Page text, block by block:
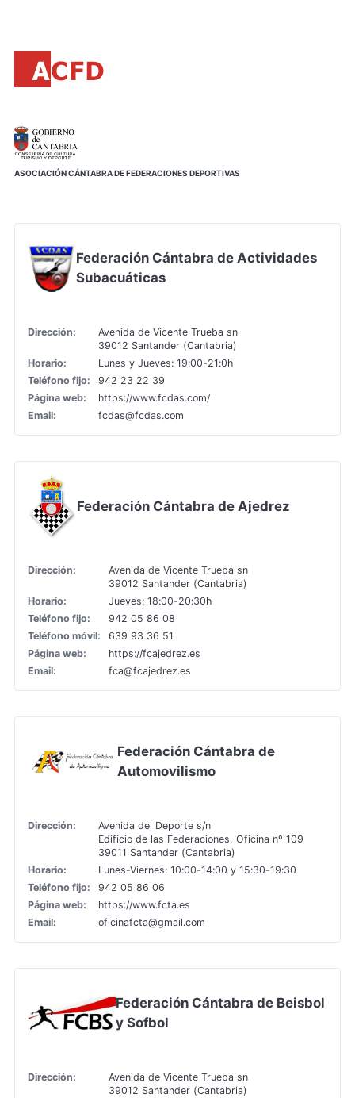
contenido
principal
ASOCIACIÓN CÁNTABRA DE FEDERACIONES DEPORTIVAS
Federación Cántabra de Actividades
Subacuáticas
Dirección:
Avenida de Vicente Trueba sn
39012 Santander (Cantabria)
Horario:
Lunes y Jueves: 19:00-21:0h
Teléfono fijo:
942 23 22 39
Página web:
https://www.fcdas.com/
Email:
fcdas@fcdas.com
Federación Cántabra de Ajedrez
Dirección:
Avenida de Vicente Trueba sn
39012 Santander (Cantabria)
Horario:
Jueves: 18:00-20:30h
Teléfono fijo:
942 05 86 08
Teléfono móvil:
639 93 36 51
Página web:
https://fcajedrez.es
Email:
fca@fcajedrez.es
Federación Cántabra de
Automovilismo
Dirección:
Avenida del Deporte s/n
Edificio de las Federaciones, Oficina nº 109
39011 Santander (Cantabria)
Horario:
Lunes-Viernes: 10:00-14:00 y 15:30-19:30
Teléfono fijo:
942 05 86 06
Página web:
https://www.fcta.es
Email:
oficinafcta@gmail.com
Federación Cántabra de Beisbol
y Sofbol
Dirección:
Avenida de Vicente Trueba sn
39012 Santander (Cantabria)